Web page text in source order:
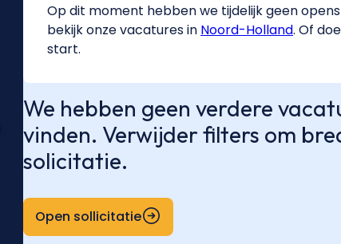
Op dit moment hebben we tijdelijk geen
bekijk onze vacatures in Noord-Holland. Of
start.
We hebben geen verdere
vinden. Verwijder filters om
solicitatie.
Open sollicitatie